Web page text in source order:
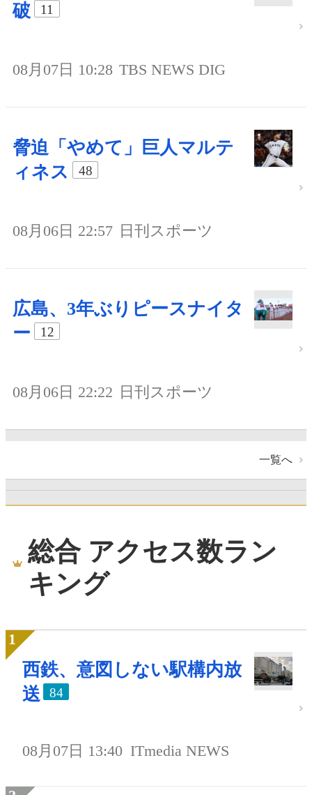
破
11
08月07日 10:28 TBS NEWS DIG
脅迫「やめて」巨人マルテ
ィネス
48
08月06日 22:57 日刊スポーツ
広島、3年ぶりピースナイタ
ー
12
08月06日 22:22 日刊スポーツ
一覧へ
総合 アクセス数ラン
キング
西鉄、意図しない駅構内放
送
84
08月07日 13:40 ITmedia NEWS